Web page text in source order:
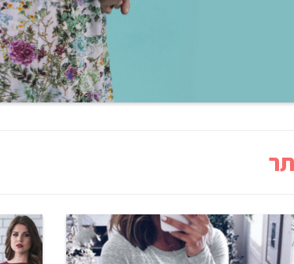
קז'ואל להריון - בצבעי שחור / לבן /
אפור